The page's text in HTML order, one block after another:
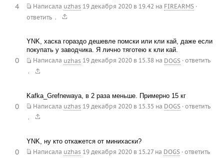
Написала uzhas 19 декабря 2020 в 19.42 на FIREARMS ·
ответить .
4
YNK, хаска гораздо дешевле помски или кли кай, даже если
покупать у заводчика. Я лично тяготею к кли кай.
Написала uzhas 19 декабря 2020 в 15.38на DOGS · ответить
.
0
Kafka_Grefnewaya, в 2 раза меньше. Примерно 15 кг
Написала uzhas 19 декабря 2020 в 15.35 на DOGS · ответить
.
0
YNK, ну кто откажется от минихаски?
Написала uzhas 19 декабря 2020 в 15.27на DOGS · ответить
0